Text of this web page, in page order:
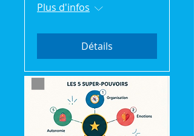
Plus d'infos
Détails